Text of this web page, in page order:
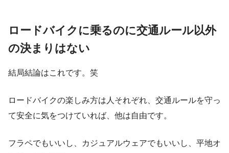
ロードバイクに乗るのに交通ルール以外
の決まりはない
結局結論はこれです。笑
ロードバイクの楽しみ方は人それぞれ、交通ルールを守っ
て安全に気をつけていれば、他は自由です。
フラペでもいいし、カジュアルウェアでもいいし、平地オ